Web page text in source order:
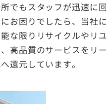
でもスタッフが迅速に
お困りでしたら、当社
な限りリサイクルやリ
高品質のサービスをリ
還元しています。